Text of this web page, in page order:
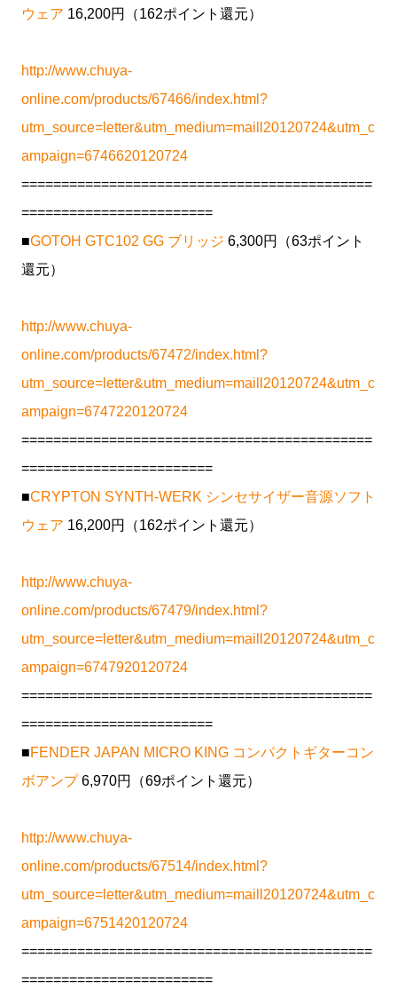
ウェア 16,200円（162ポイント還元）
http://www.chuya-
online.com/products/67466/index.html?
utm_source=letter&utm_medium=maill20120724&utm_c
ampaign=6746620120724
============================================
========================
■GOTOH GTC102 GG ブリッジ 6,300円（63ポイント
還元）
http://www.chuya-
online.com/products/67472/index.html?
utm_source=letter&utm_medium=maill20120724&utm_c
ampaign=6747220120724
============================================
========================
■CRYPTON SYNTH-WERK シンセサイザー音源ソフト
ウェア 16,200円（162ポイント還元）
http://www.chuya-
online.com/products/67479/index.html?
utm_source=letter&utm_medium=maill20120724&utm_c
ampaign=6747920120724
============================================
========================
■FENDER JAPAN MICRO KING コンパクトギターコン
ボアンプ6,970円（69ポイント還元）
http://www.chuya-
online.com/products/67514/index.html?
utm_source=letter&utm_medium=maill20120724&utm_c
ampaign=6751420120724
============================================
========================